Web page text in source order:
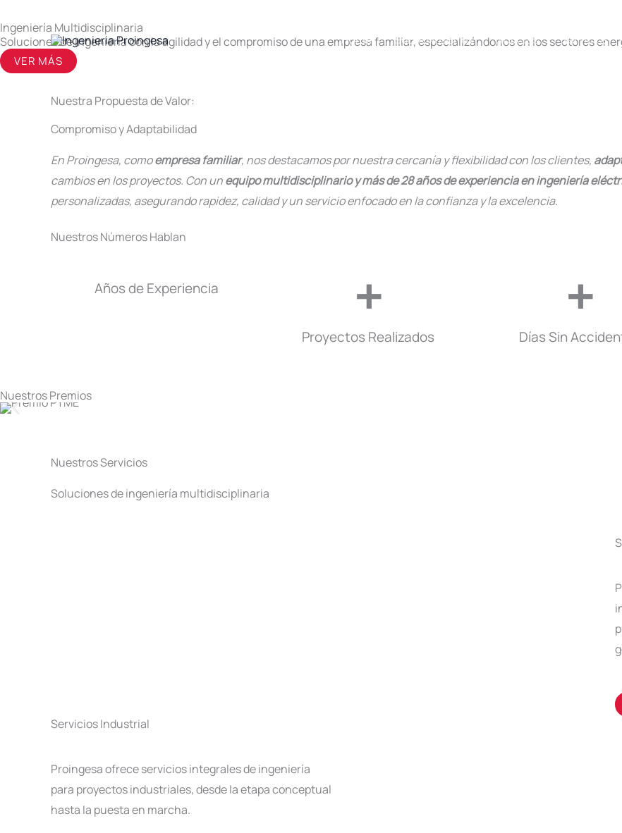
al
contenido
Home Sobre Nosotros Noticias Servicios
Ingeniería Multidisciplinaria
Soluciones de ingeniería con la agilidad y el compromiso de una empresa familiar, especializándonos en los sectores
VER MÁS
Nuestra Propuesta de Valor:
Compromiso y Adaptabilidad
En Proingesa, comoempresa familiar, nos destacamos por nuestra cercanía y flexibilidad con los clientes,
cambios en los proyectos. Con unequipo multidisciplinario y más de 28 años de experiencia en ingeniería
personalizadas, asegurando rapidez, calidad y un servicio enfocado en la confianza y la excelencia.
Nuestros Números Hablan
Años de Experiencia
Proyectos Realizados
+
Días Sin
+
Nuestros Premios
Nuestros Servicios
Soluciones de ingeniería multidisciplinaria
Servicios Industrial
Proingesa ofrece servicios integrales de ingeniería
para proyectos industriales, desde la etapa conceptual
hasta la puesta en marcha.